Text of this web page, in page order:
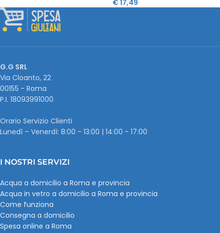
€17,49
G.G SRL
Via Cloanto, 22
00155 - Roma
P.I. ‭18093991000
Orario Servizio Clienti
Lunedì – Venerdì: 8:00 - 13:00 | 14:00 - 17:00
I NOSTRI SERVIZI
Acqua a domicilio a Roma e provincia
Acqua in vetro a domicilio a Roma e provincia
Come funziona
Consegna a domicilio
Spesa online a Roma